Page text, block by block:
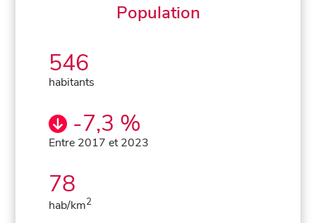
Population
546
habitants
-7,3 %
Entre 2017 et 2023
78
hab/km2